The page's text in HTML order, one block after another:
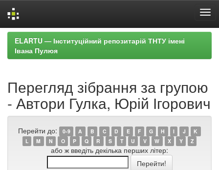
Skip
navigation
ELARTU — Інституційний репозитарій ТНТУ імені
Івана Пулюя
Перегляд зібрання за групою
- Автори Гулка, Юрій Ігорович
Перейти до: 0-9 A B C D E F G H I J
K
L
M N O P Q R S T U V W X Y Z
або ж введіть декілька перших літер: